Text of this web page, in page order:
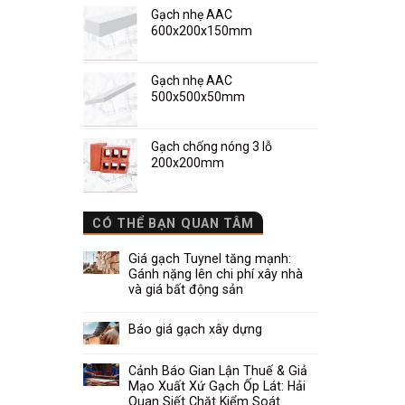
Gạch nhẹ AAC
600x200x150mm
Gạch nhẹ AAC
500x500x50mm
Gạch chống nóng 3 lỗ
200x200mm
CÓ THỂ BẠN QUAN TÂM
Giá gạch Tuynel tăng mạnh:
Gánh nặng lên chi phí xây nhà
và giá bất động sản
Báo giá gạch xây dựng
Cảnh Báo Gian Lận Thuế & Giả
Mạo Xuất Xứ Gạch Ốp Lát: Hải
Quan Siết Chặt Kiểm Soát